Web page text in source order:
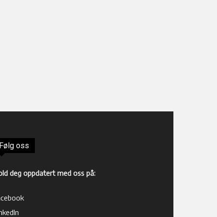
Følg oss
deg oppdatert med oss på: